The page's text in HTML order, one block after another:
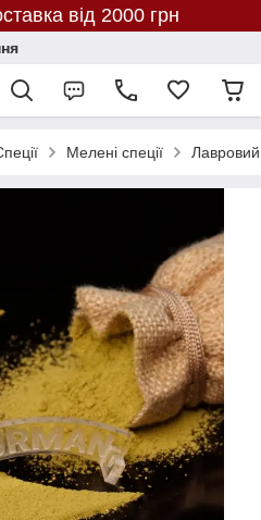
від 2000 грн
Мелені спеції